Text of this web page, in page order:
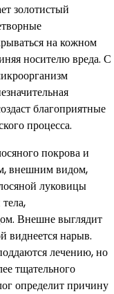
золотистый
на кожном
носителю вреда. С
благоприятные
процесса.
покрова и
внешним видом,
луковицы
Внешне выглядит
виднеется нарыв.
лечению, но
тщательного
определит причину